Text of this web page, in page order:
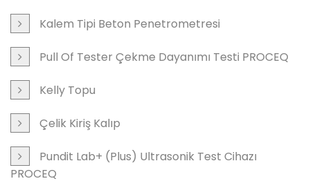
Kalem Tipi Beton Penetrometresi
Pull Of Tester Çekme Dayanımı Testi PROCEQ
Kelly Topu
Çelik Kiriş Kalıp
Pundit Lab+ (Plus) Ultrasonik Test Cihazı
PROCEQ